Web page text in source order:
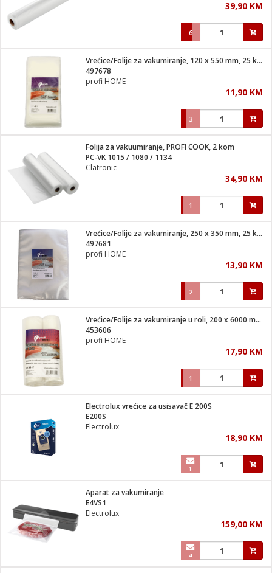
39,90 KM
6
Vrećice/Folije za vakumiranje, 120 x 550 mm, 25 kom
497678
profi HOME
11,90 KM
3
Folija za vakuumiranje, PROFI COOK, 2 kom
PC-VK 1015 / 1080 / 1134
Clatronic
34,90 KM
1
Vrećice/Folije za vakumiranje, 250 x 350 mm, 25 kom
497681
profi HOME
13,90 KM
2
Vrećice/Folije za vakumiranje u roli, 200 x 6000 mm, 2 kom
453606
profi HOME
17,90 KM
1
Electrolux vrećice za usisavač E 200S
E200S
Electrolux
18,90 KM
1
Aparat za vakumiranje
E4VS1
Electrolux
159,00 KM
4